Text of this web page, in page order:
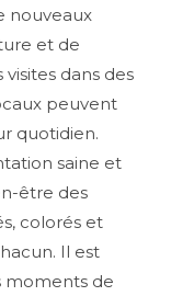
nouveaux
et de
dans des
peuvent
quotidien.
saine et
être des
colorés et
Il est
moments de